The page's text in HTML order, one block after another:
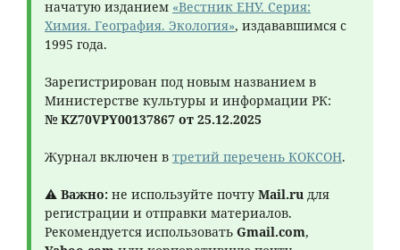
начатую изданием «Вестник ЕНУ. Серия:
Химия. География. Экология», издававшимся с
1995 года.
Зарегистрирован под новым названием в
Министерстве культуры и информации РК:
№ KZ70VPY00137867 от 25.12.2025
Журнал включен в третий перечень КОКСОН.
⚠ Важно: не используйте почту Mail.ru для
регистрации и отправки материалов.
Рекомендуется использовать Gmail.com,